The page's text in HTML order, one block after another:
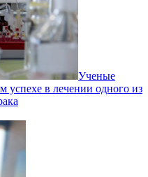
Ученые
в лечении одного из